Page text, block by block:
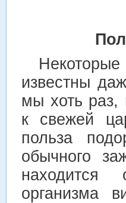
известны
мы хоть раз,
к свежей
польза
обычного
находится
организма